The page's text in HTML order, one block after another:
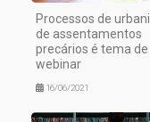
Processos de
de assentamentos
precários é tema de
webinar
16/06/2021